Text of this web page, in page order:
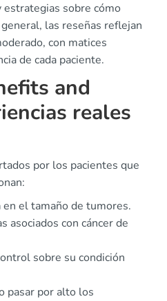
estrategias sobre cómo
las reseñas reflejan
con matices
de cada paciente.
and
reales
por los pacientes que
el tamaño de tumores.
asociados con cáncer de
sobre su condición
pasar por alto los